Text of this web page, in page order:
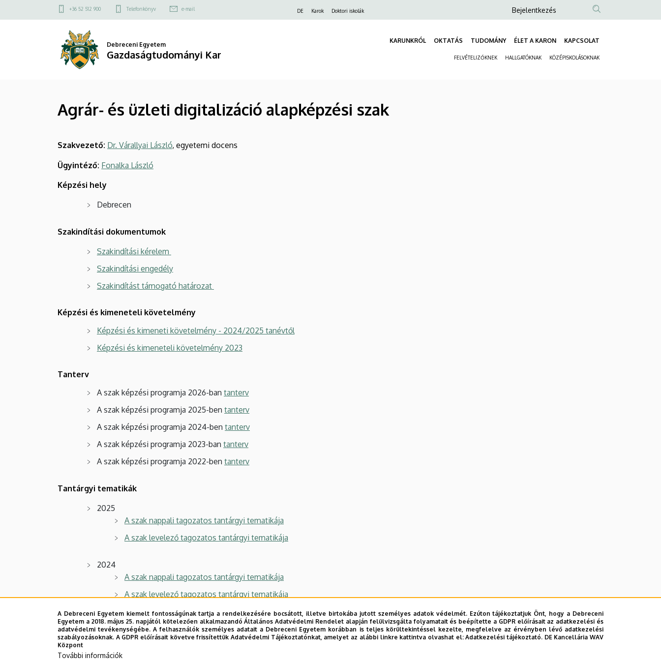
digitalizáció
Gazdaságtudományi
a
Felső
menü
+36 52 512 900 Telefonkönyv e-mail DE Karok Doktori iskolák
Anonim
fiók
menüje
Bejelentkezés
Debreceni Egyetem
Gazdaságtudományi Kar
KARUNKRÓL OKTATÁS TUDOMÁNY ÉLET A KARON KAPCSOLAT
FELVÉTELIZŐKNEK HALLGATÓKNAK KÖZÉPISKOLÁSOKNAK
Agrár- és üzleti digitalizáció alapképzési szak
Szakvezető: Dr. Várallyai László, egyetemi docens
Ügyintéző: Fonalka László
Képzési hely
Debrecen
Szakindítási dokumentumok
Szakindítási kérelem
Szakindítási engedély
Szakindítást támogató határozat
Képzési és kimeneteli követelmény
Képzési és kimeneti követelmény - 2024/2025 tanévtől
Képzési és kimeneteli követelmény 2023
Tanterv
A szak képzési programja 2026-ban tanterv
A szak képzési programja 2025-ben tanterv
A szak képzési programja 2024-ben tanterv
A szak képzési programja 2023-ban tanterv
A szak képzési programja 2022-ben tanterv
Tantárgyi tematikák
2025
A szak nappali tagozatos tantárgyi tematikája
A szak levelező tagozatos tantárgyi tematikája
2024
A szak nappali tagozatos tantárgyi tematikája
A szak levelező tagozatos tantárgyi tematikája
2023
A szak nappali tagozatos tantárgyi tematikája
A Debreceni Egyetem kiemelt fontosságúnak tartja a rendelkezésére bocsátott, illetve birtokába jutott személyes adatok védelmét. Ezúton tájékoztatjuk Önt, hogy a Debreceni
Egyetem a 2018. május 25. napjától kötelezően alkalmazandó Általános Adatvédelmi Rendelet alapján felülvizsgálta folyamatait és beépítette a GDPR előírásait az adatkezelési és
adatvédelmi tevékenységébe. A felhasználók személyes adatait a Debreceni Egyetem korábban is teljes körültekintéssel kezelte, megfelelve az érvényben lévő adatkezelési
szabályozásoknak. A GDPR előírásait követve frissítettük Adatvédelmi Tájékoztatónkat, amelyet az alábbi linkre kattintva olvashat el:Adatkezelési tájékoztató. DE Kancellária WAV
Központ
További információk